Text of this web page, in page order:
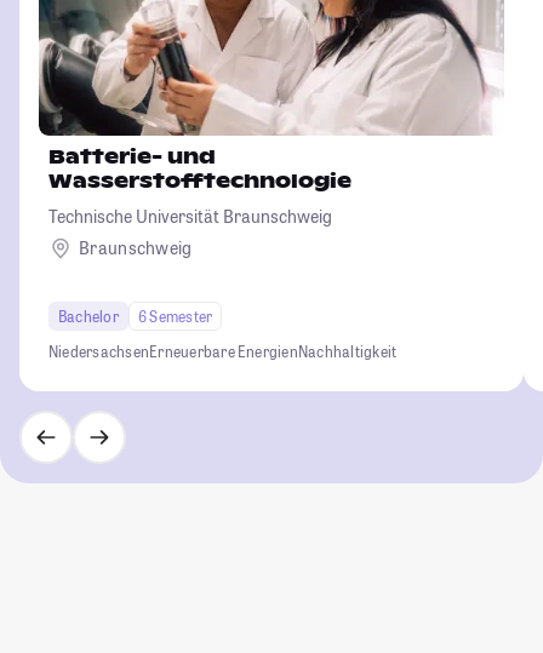
Batterie- und
Wasserstofftechnologie
Technische Universität Braunschweig
Braunschweig
Bachelor
6 Semester
NiedersachsenErneuerbare EnergienNachhaltigkeit